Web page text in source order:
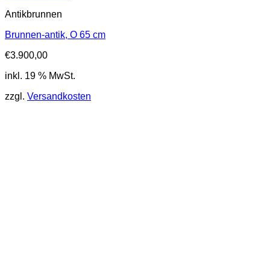
Antikbrunnen
Brunnen-antik, O 65 cm
€3.900,00
inkl. 19 % MwSt.
zzgl. Versandkosten